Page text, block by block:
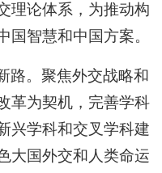
理论体系，为推动构
国智慧和中国方案。
路。聚焦外交战略和
革为契机，完善学科
兴学科和交叉学科建
大国外交和人类命运